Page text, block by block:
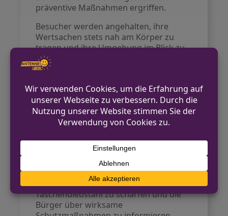
präventive Maßnahmen ergriffen.
Besucher werden angehalten, ihre
Wertsachen stets nah am Körper zu
tragen und ihre Umgebung im Blick zu
behalten. Um die Bevölkerung
bestmöglich zu informieren, werden
sowie Informationsflyer verteilt, die
einfache Tipps zum Schutz vor Diebstahl
enthalten.
Die Polizei appelliert an alle,
aufmerksam zu sein und
Sicherheitshinweise zu beachten, um
ungewollte Vorfälle zu vermeiden. Diese
Initiative ist Teil eines größeren
Bestrebens, das Bewusstsein für
Taschendiebstahl zu schärfen und die
Bürger über wirksame